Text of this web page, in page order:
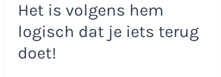
Het is volgens hem
logisch dat je iets terug
doet!